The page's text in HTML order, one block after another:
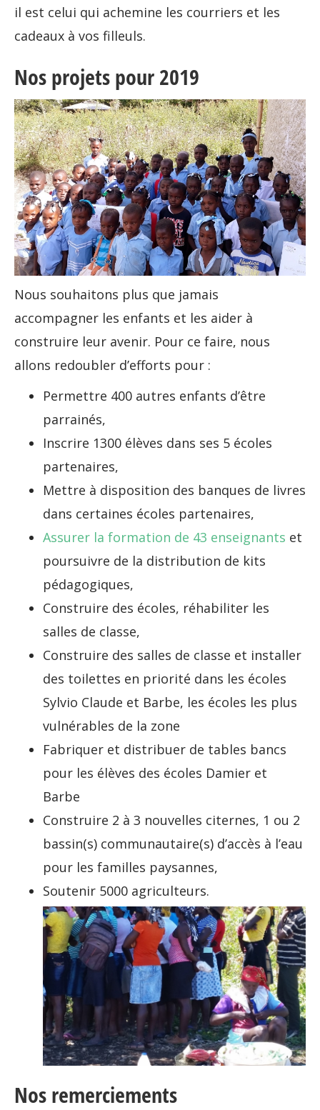
il est celui qui achemine les courriers et les
cadeaux à vos filleuls.
Nos projets pour 2019
Nous souhaitons plus que jamais
accompagner les enfants et les aider à
construire leur avenir. Pour ce faire, nous
allons redoubler d’efforts pour :
Permettre 400 autres enfants d’être
parrainés,
Inscrire 1300 élèves dans ses 5 écoles
partenaires,
Mettre à disposition des banques de livres
dans certaines écoles partenaires,
Assurer la formation de 43 enseignants et
poursuivre de la distribution de kits
pédagogiques,
Construire des écoles, réhabiliter les
salles de classe,
Construire des salles de classe et installer
des toilettes en priorité dans les écoles
Sylvio Claude et Barbe, les écoles les plus
vulnérables de la zone
Fabriquer et distribuer de tables bancs
pour les élèves des écoles Damier et
Barbe
Construire 2 à 3 nouvelles citernes, 1 ou 2
bassin(s) communautaire(s) d’accès à l’eau
pour les familles paysannes,
Soutenir 5000 agriculteurs.
Nos remerciements